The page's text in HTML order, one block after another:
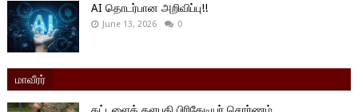
AI தொடர்பான அறிவிப்பு!!
June 13, 2026 0
மாவீரர்
கட்டளைத் தளபதி பிரிகேடியர் சொர்ணம்